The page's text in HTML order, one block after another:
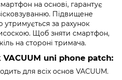
на основі, гарантує
зісковзуванню. Підвищене
утримується за рахунок
Щоб зняти смартфон,
на стороні тримача.
VACUUM uni phone patch:
для всіх основ VACUUM.